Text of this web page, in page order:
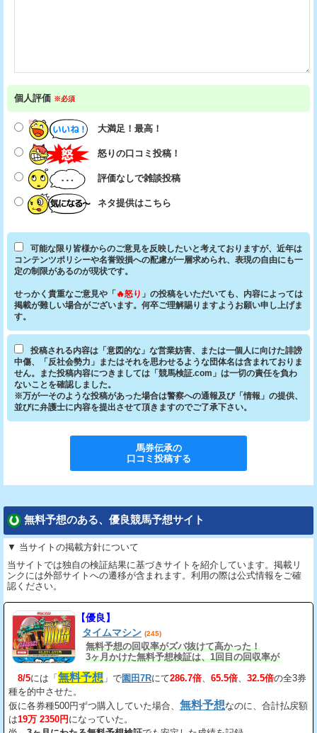
個人評価 ※必須
大満足！最高！
怒りの口コミ投稿！
評価なしで雑談投稿
ネタ提供はこちら
可能な限り皆様からのご意見を反映したいと考えておりますが、近年は
コンテンツポリシーや名誉毀損への配慮が一層求められ、表現の自由にも一
定の制限があるのが現状です。
せっかく貴重なご意見や「🔥怒り 」の投稿をいただいても、内容によっては
掲載が難しい場合がございます。何卒ご理解賜りますようお願い申し上げま
す。
投稿される内容は「意図的な」な営業妨害、または一個人に向けた誹謗
中傷、「反社会勢力」またはそれを思わせるような団体名は含まれておりま
せん。また投稿内容につきましては「競馬検証.com」は一切の責任を負わ
ないことを確認しました。
※万が一そのような投稿があった場合は警察への通報及び「情報」の提供、
並びに弁護士に内容を提出させて頂きますのでご了承下さい。
馬券伝承の
口コミ投稿する
無料予想のある、優良競馬予想サイト
▼ 当サイトの掲載方針について
当サイトでは独自の検証結果に基づきサイトを紹介しています。掲載リ
ンクには外部サイトへの遷移が含まれます。利用の際は公式情報をご確
認ください。
【優良】
タイムマシン (245)
無料予想の回収率がズバ抜けて高かった！
3ヶ月かけた無料予想検証は、1回目の回収率が
8/5には「 無料予想 」で園田7Rにて286.7倍 65.5倍 32.5倍の全3券
種を的中させた。
仮に各券種500円ずつ購入していた場合、 無料予想なのに、合計払戻額
は19万 2350円 になっていた。